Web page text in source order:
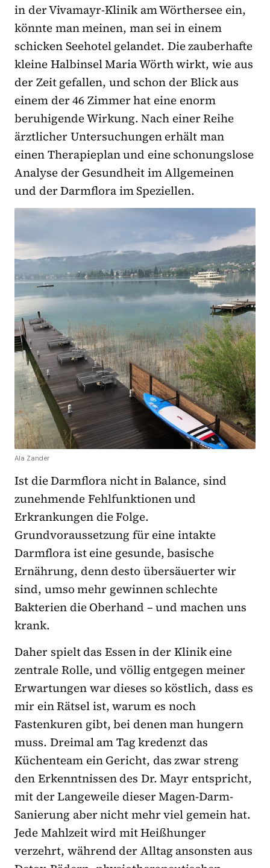
in der Vivamayr-Klinik am Wörthersee ein,
könnte man meinen, man sei in einem
schicken Seehotel gelandet. Die zauberhafte
kleine Halbinsel Maria Wörth wirkt, wie aus
der Zeit gefallen, und schon der Blick aus
einem der 46 Zimmer hat eine enorm
beruhigende Wirkung. Nach einer Reihe
ärztlicher Untersuchungen erhält man
einen Therapieplan und eine schonungslose
Analyse der Gesundheit im Allgemeinen
und der Darmflora im Speziellen.
Ala Zander
Ist die Darmflora nicht in Balance, sind
zunehmende Fehlfunktionen und
Erkrankungen die Folge.
Grundvoraussetzung für eine intakte
Darmflora ist eine gesunde, basische
Ernährung, denn desto übersäuerter wir
sind, umso mehr gewinnen schlechte
Bakterien die Oberhand – und machen uns
krank.
Daher spielt das Essen in der Klinik eine
zentrale Rolle, und völlig entgegen meiner
Erwartungen war dieses so köstlich, dass es
mir ein Rätsel ist, warum es noch
Fastenkuren gibt, bei denen man hungern
muss. Dreimal am Tag kredenzt das
Küchenteam ein Gericht, das zwar streng
den Erkenntnissen des Dr. Mayr entspricht,
mit der Langeweile dieser Magen-Darm-
Sanierung aber nicht mehr viel gemein hat.
Jede Mahlzeit wird mit Heißhunger
verzehrt, während der Alltag ansonsten aus